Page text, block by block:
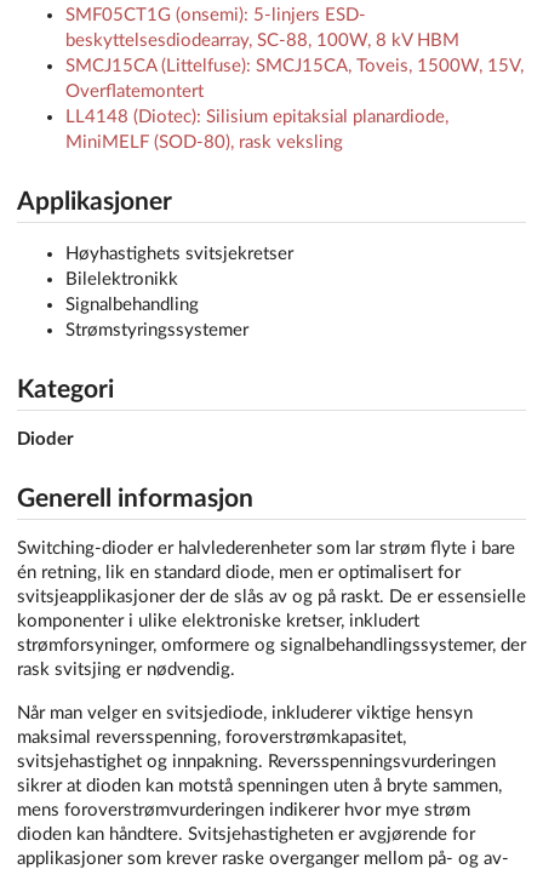
SMF05CT1G (onsemi): 5-linjers ESD-
beskyttelsesdiodearray, SC-88, 100W, 8 kV HBM
SMCJ15CA (Littelfuse): SMCJ15CA, Toveis, 1500W, 15V,
Overflatemontert
LL4148 (Diotec): Silisium epitaksial planardiode,
MiniMELF (SOD-80), rask veksling
Applikasjoner
Høyhastighets svitsjekretser
Bilelektronikk
Signalbehandling
Strømstyringssystemer
Kategori
Dioder
Generell informasjon
Switching-dioder er halvlederenheter som lar strøm flyte i bare
én retning, lik en standard diode, men er optimalisert for
svitsjeapplikasjoner der de slås av og på raskt. De er essensielle
komponenter i ulike elektroniske kretser, inkludert
strømforsyninger, omformere og signalbehandlingssystemer, der
rask svitsjing er nødvendig.
Når man velger en svitsjediode, inkluderer viktige hensyn
maksimal reversspenning, foroverstrømkapasitet,
svitsjehastighet og innpakning. Reversspenningsvurderingen
sikrer at dioden kan motstå spenningen uten å bryte sammen,
mens foroverstrømvurderingen indikerer hvor mye strøm
dioden kan håndtere. Svitsjehastigheten er avgjørende for
applikasjoner som krever raske overganger mellom på- og av-